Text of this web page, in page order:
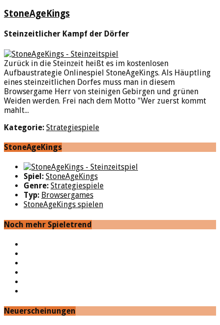
StoneAgeKings
Steinzeitlicher Kampf der Dörfer
Zurück in die Steinzeit heißt es im kostenlosen
Aufbaustrategie Onlinespiel StoneAgeKings. Als Häuptling
eines steinzeitlichen Dorfes muss man in diesem
Browsergame Herr von steinigen Gebirgen und grünen
Weiden werden. Frei nach dem Motto "Wer zuerst kommt
mahlt...
Kategorie: Strategiespiele
StoneAgeKings
Spiel: StoneAgeKings
Genre: Strategiespiele
Typ: Browsergames
StoneAgeKings spielen
Noch mehr Spieletrend
Neuerscheinungen